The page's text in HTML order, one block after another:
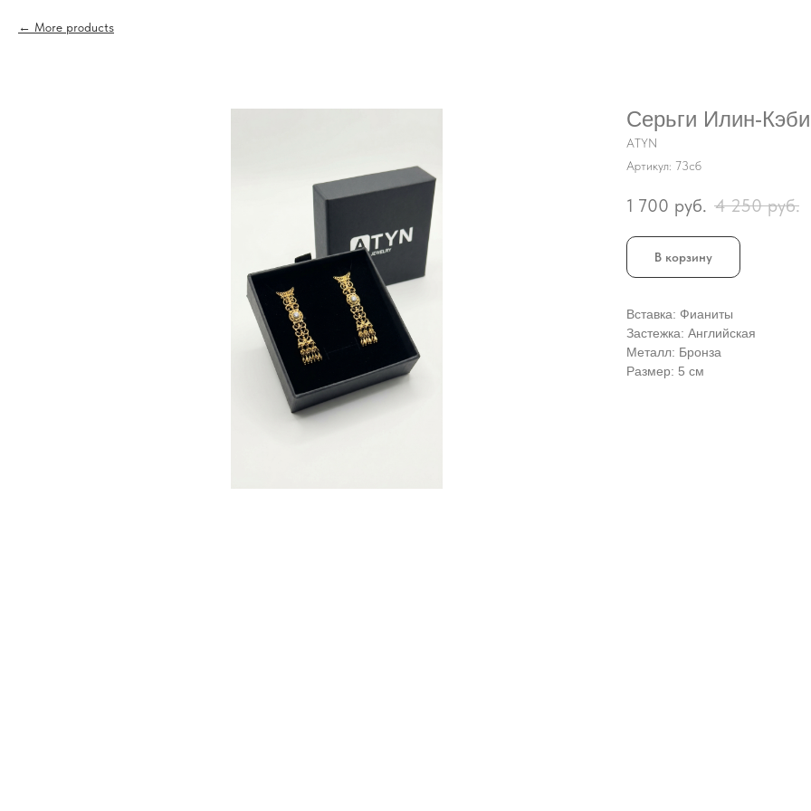
More products
Серьги Илин-
ATYN
Артикул: 73сб
1 700 руб. 4 250 руб.
В корзину
Вставка: Фианиты
Застежка: Английская
Металл: Бронза
Размер: 5 см